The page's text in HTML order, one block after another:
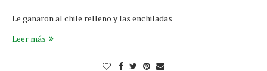
Le ganaron al chile relleno y las enchiladas
Leer más